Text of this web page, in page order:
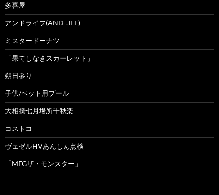
多喜屋
アンドライフ(AND LIFE)
ミスタードーナツ
「果てしなきスカーレット」
朔日参り
子供/ペット用プール
大相撲七月場所千秋楽
コストコ
ヴェゼルHVあんしん点検
「MEGザ・モンスター」